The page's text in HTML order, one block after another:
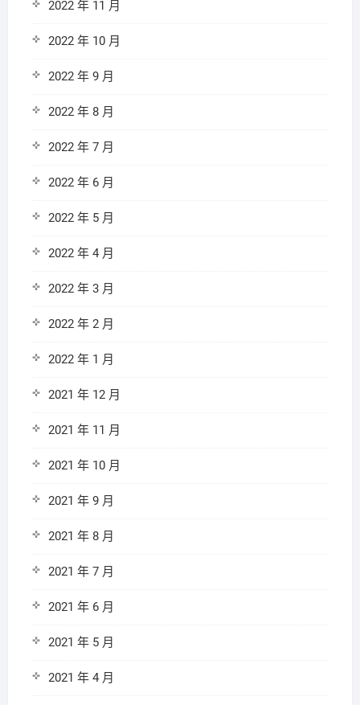
2022 年 11 月
2022 年 10 月
2022 年 9 月
2022 年 8 月
2022 年 7 月
2022 年 6 月
2022 年 5 月
2022 年 4 月
2022 年 3 月
2022 年 2 月
2022 年 1 月
2021 年 12 月
2021 年 11 月
2021 年 10 月
2021 年 9 月
2021 年 8 月
2021 年 7 月
2021 年 6 月
2021 年 5 月
2021 年 4 月